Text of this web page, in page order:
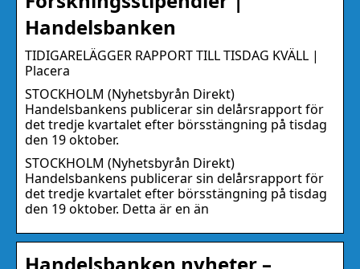
Handelsbanken
TIDIGARELÄGGER RAPPORT TILL TISDAG KVÄLL |
Placera
STOCKHOLM (Nyhetsbyrån Direkt)
Handelsbankens publicerar sin delårsrapport för
det tredje kvartalet efter börsstängning på tisdag
den 19 oktober.
STOCKHOLM (Nyhetsbyrån Direkt)
Handelsbankens publicerar sin delårsrapport för
det tredje kvartalet efter börsstängning på tisdag
den 19 oktober. Detta är en än